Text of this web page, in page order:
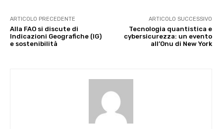
ARTICOLO PRECEDENTE
Alla FAO si discute di
Indicazioni Geografiche (IG)
e sostenibilità
ARTICOLO SUCCESSIVO
Tecnologia quantistica e
cybersicurezza: un evento
all’Onu di New York